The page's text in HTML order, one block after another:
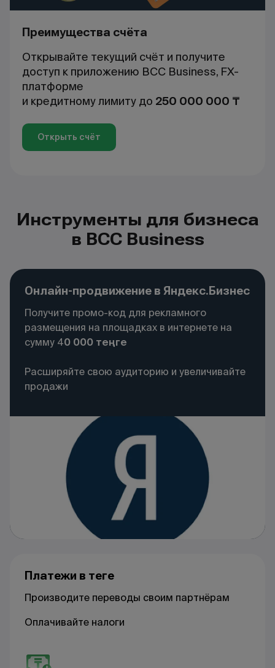
Преимущества счёта
Открывайте текущий счёт и получите
доступ к приложению BCC Business, FX-
платформе
и кредитному лимиту до 250 000 000 ₸
Открыть счёт
Инструменты для бизнеса
в BCC Business
Онлайн-продвижение в Яндекс.Бизнес
Получите промо-код для рекламного
размещения на площадках в интернете на
сумму 40 000 теңге
Расширяйте свою аудиторию и увеличивайте
продажи
Платежи в теңге
Производите переводы своим партнёрам
Оплачивайте налоги